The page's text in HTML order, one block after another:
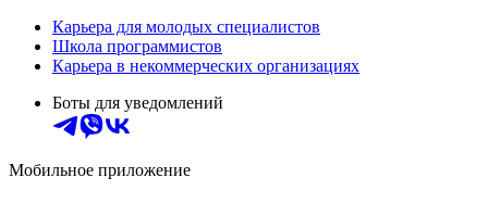
Карьера для молодых специалистов
Школа программистов
Карьера в некоммерческих организациях
Боты для уведомлений
Мобильное приложение